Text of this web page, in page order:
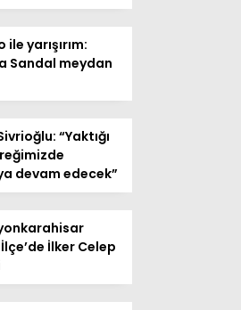
ile yarışırım:
Sandal meydan
“Yaktığı
devam edecek”
İlker Celep